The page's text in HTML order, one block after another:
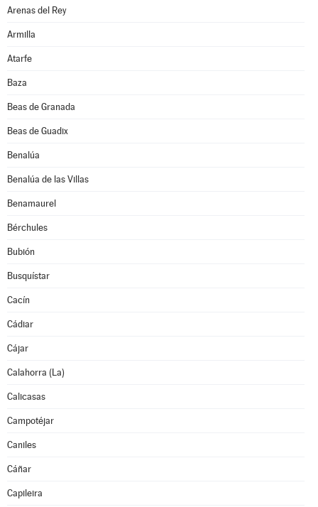
Arenas del Rey
Armilla
Atarfe
Baza
Beas de Granada
Beas de Guadix
Benalúa
Benalúa de las Villas
Benamaurel
Bérchules
Bubión
Busquístar
Cacín
Cádiar
Cájar
Calahorra (La)
Calicasas
Campotéjar
Caniles
Cáñar
Capileira